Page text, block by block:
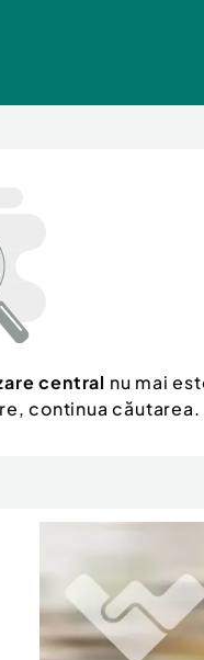
central nu mai
continua căutarea.